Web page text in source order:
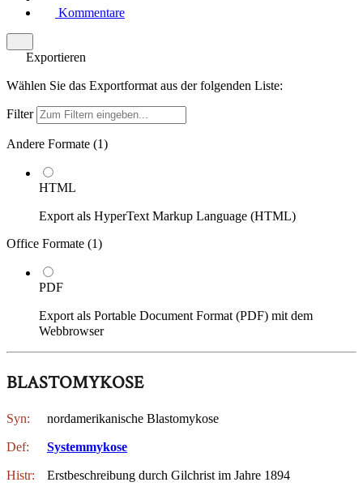
Kommentare
Exportieren
Wählen Sie das Exportformat aus der folgenden Liste:
Filter
Andere Formate (1)
HTML
Export als HyperText Markup Language (HTML)
Office Formate (1)
PDF
Export als Portable Document Format (PDF) mit dem
Webbrowser
BLASTOMYKOSE
Syn: nordamerikanische Blastomykose
Def: Systemmykose
Histr: Erstbeschreibung durch Gilchrist im Jahre 1894